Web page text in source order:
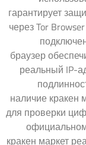
гарантирует
через Tor
браузер
реальный IP-
наличие кракен
для проверки
кракен маркет